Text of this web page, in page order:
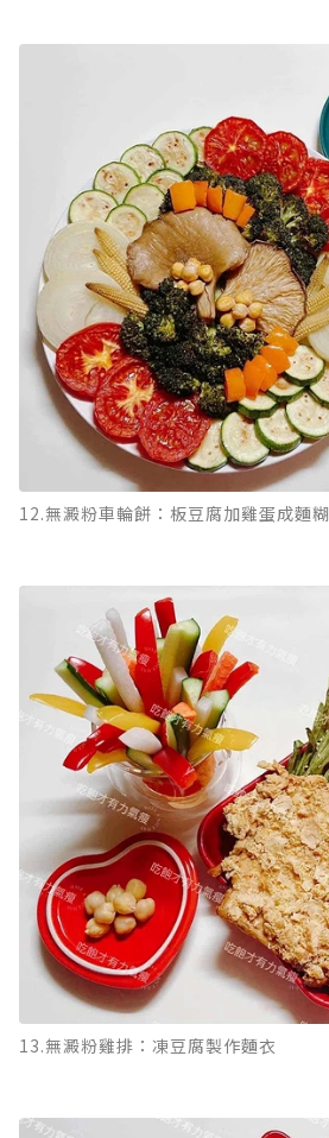
12.無澱粉車輪餅：板豆腐加雞蛋成麵糊
13.無澱粉雞排：凍豆腐製作麵衣